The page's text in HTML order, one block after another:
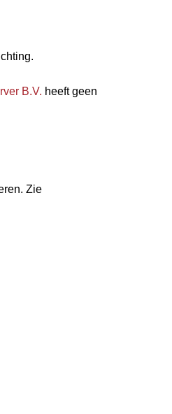
B.V. heeft geen
Zie